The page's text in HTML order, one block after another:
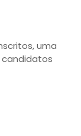
uma
candidatos